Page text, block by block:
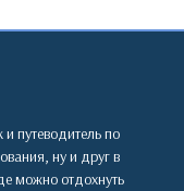
путеводитель по
ну и друг в
можно отдохнуть